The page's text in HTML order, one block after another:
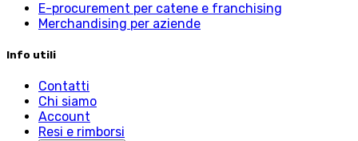
E-procurement per catene e franchising
Merchandising per aziende
Info utili
Contatti
Chi siamo
Account
Resi e rimborsi